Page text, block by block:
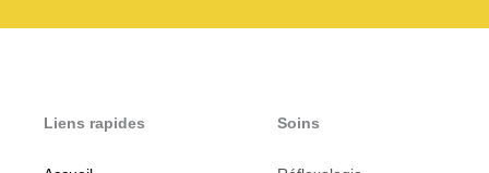
Liens rapides Soins